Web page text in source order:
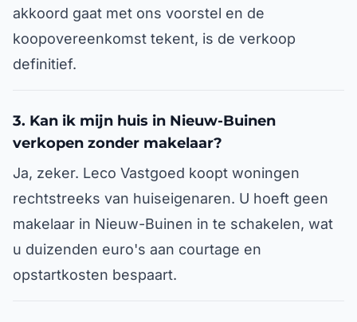
akkoord gaat met ons voorstel en de
koopovereenkomst tekent, is de verkoop
definitief.
3. Kan ik mijn huis in Nieuw-Buinen
verkopen zonder makelaar?
Ja, zeker. Leco Vastgoed koopt woningen
rechtstreeks van huiseigenaren. U hoeft geen
makelaar in Nieuw-Buinen in te schakelen, wat
u duizenden euro's aan courtage en
opstartkosten bespaart.